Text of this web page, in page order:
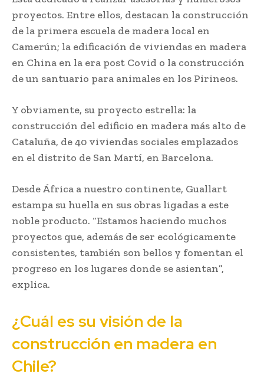
proyectos. Entre ellos, destacan la construcción
de la primera escuela de madera local en
Camerún; la edificación de viviendas en madera
en China en la era post Covid o la construcción
de un santuario para animales en los Pirineos.
Y obviamente, su proyecto estrella: la
construcción del edificio en madera más alto de
Cataluña, de 40 viviendas sociales emplazados
en el distrito de San Martí, en Barcelona.
Desde África a nuestro continente, Guallart
estampa su huella en sus obras ligadas a este
noble producto. “Estamos haciendo muchos
proyectos que, además de ser ecológicamente
consistentes, también son bellos y fomentan el
progreso en los lugares donde se asientan”,
explica.
¿Cuál es su visión de la
construcción en madera en
Chile?